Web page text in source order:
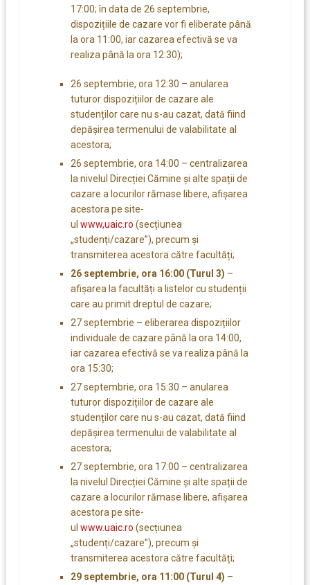
17:00; în data de 26 septembrie,
dispozițiile de cazare vor fi eliberate până
la ora 11:00, iar cazarea efectivă se va
realiza până la ora 12:30);
26 septembrie, ora 12:30 – anularea
tuturor dispozițiilor de cazare ale
studenților care nu s-au cazat, dată fiind
depășirea termenului de valabilitate al
acestora;
26 septembrie, ora 14:00 – centralizarea
la nivelul Direcției Cămine și alte spații de
cazare a locurilor rămase libere, afișarea
acestora pe site-
ul www,uaic.ro (secțiunea
„studenți/cazare”), precum și
transmiterea acestora către facultăți;
26 septembrie, ora 16:00 (Turul 3) –
afișarea la facultăți a listelor cu studenții
care au primit dreptul de cazare;
27 septembrie – eliberarea dispozițiilor
individuale de cazare până la ora 14:00,
iar cazarea efectivă se va realiza până la
ora 15:30;
27 septembrie, ora 15:30 – anularea
tuturor dispozițiilor de cazare ale
studenților care nu s-au cazat, dată fiind
depășirea termenului de valabilitate al
acestora;
27 septembrie, ora 17:00 – centralizarea
la nivelul Direcției Cămine și alte spații de
cazare a locurilor rămase libere, afișarea
acestora pe site-
ul www.uaic.ro (secțiunea
„studenți/cazare”), precum și
transmiterea acestora către facultăți;
29 septembrie, ora 11:00 (Turul 4) –